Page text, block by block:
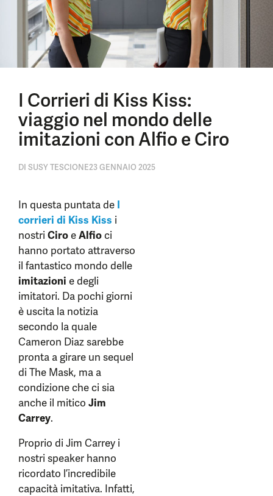
I Corrieri di Kiss Kiss:
viaggio nel mondo delle
imitazioni con Alfio e Ciro
DI SUSY TESCIONE23 GENNAIO 2025
In questa puntata de I
corrieri di Kiss Kiss i
nostriCiroeAlfioci
hanno portato attraverso
il fantastico mondo delle
imitazioni e degli
imitatori. Da pochi giorni
è uscita la notizia
secondo la quale
Cameron Diaz sarebbe
pronta a girare un sequel
di The Mask, ma a
condizione che ci sia
anche il mitico Jim
Carrey.
Proprio di Jim Carrey i
nostri speaker hanno
ricordato l’incredibile
capacità imitativa. Infatti,